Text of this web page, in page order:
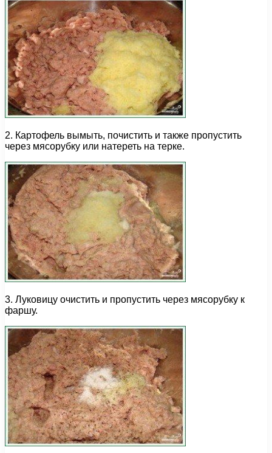
2. Картофель вымыть, почистить и также пропустить
через мясорубку или натереть на терке.
3. Луковицу очистить и пропустить через мясорубку к
фаршу.